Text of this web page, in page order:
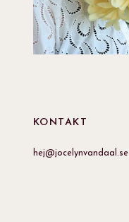
KONTAKT
hej@jocelynvandaal.se